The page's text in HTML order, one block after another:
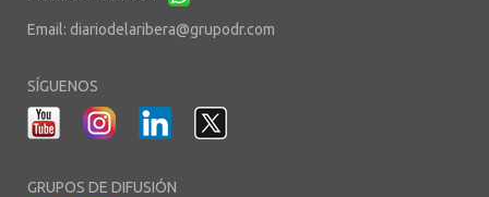
Email: diariodelaribera@grupodr.com
SÍGUENOS
GRUPOS DE DIFUSIÓN